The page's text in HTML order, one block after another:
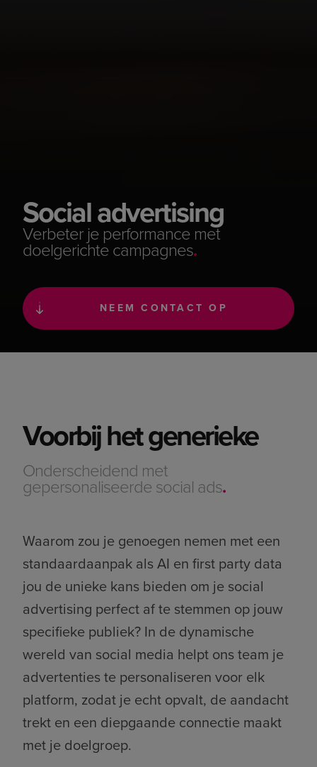
Social advertising
Verbeter je performance met
doelgerichte campagnes.
NEEM CONTACT OP
Voorbij het generieke
Onderscheidend met
gepersonaliseerde social ads.
Waarom zou je genoegen nemen met een
standaardaanpak als AI en first party data
jou de unieke kans bieden om je social
advertising perfect af te stemmen op jouw
specifieke publiek? In de dynamische
wereld van social media helpt ons team je
advertenties te personaliseren voor elk
platform, zodat je echt opvalt, de aandacht
trekt en een diepgaande connectie maakt
met je doelgroep.